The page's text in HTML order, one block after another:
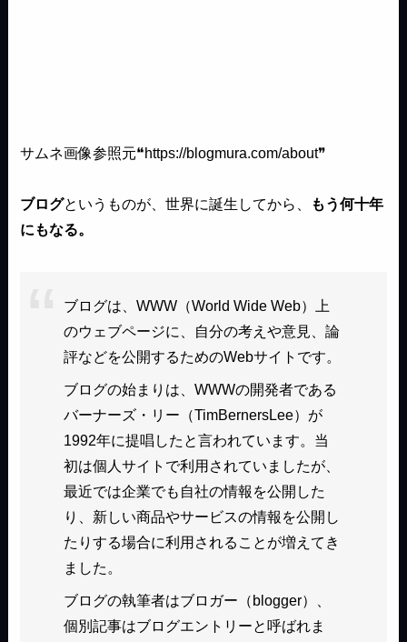
サムネ画像参照元❝https://blogmura.com/about❞
ブログというものが、世界に誕生してから、
もう何十年
にもなる。
ブログは、WWW（World Wide Web）上
のウェブページに、自分の考えや意見、論
評などを公開するためのWebサイトです。
ブログの始まりは、WWWの開発者である
バーナーズ・リー（TimBernersLee）が
1992年に提唱したと言われています。当
初は個人サイトで利用されていましたが、
最近では企業でも自社の情報を公開した
り、新しい商品やサービスの情報を公開し
たりする場合に利用されることが増えてき
ました。
ブログの執筆者はブロガー（blogger）、
個別記事はブログエントリーと呼ばれま